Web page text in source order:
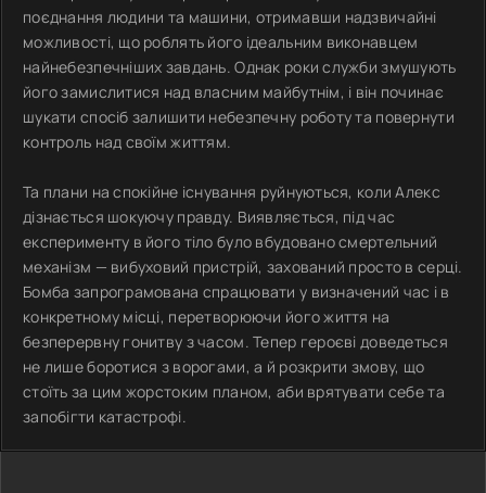
поєднання людини та машини, отримавши надзвичайні
можливості, що роблять його ідеальним виконавцем
найнебезпечніших завдань. Однак роки служби змушують
його замислитися над власним майбутнім, і він починає
шукати спосіб залишити небезпечну роботу та повернути
контроль над своїм життям.
Та плани на спокійне існування руйнуються, коли Алекс
дізнається шокуючу правду. Виявляється, під час
експерименту в його тіло було вбудовано смертельний
механізм — вибуховий пристрій, захований просто в серці.
Бомба запрограмована спрацювати у визначений час і в
конкретному місці, перетворюючи його життя на
безперервну гонитву з часом. Тепер героєві доведеться
не лише боротися з ворогами, а й розкрити змову, що
стоїть за цим жорстоким планом, аби врятувати себе та
запобігти катастрофі.